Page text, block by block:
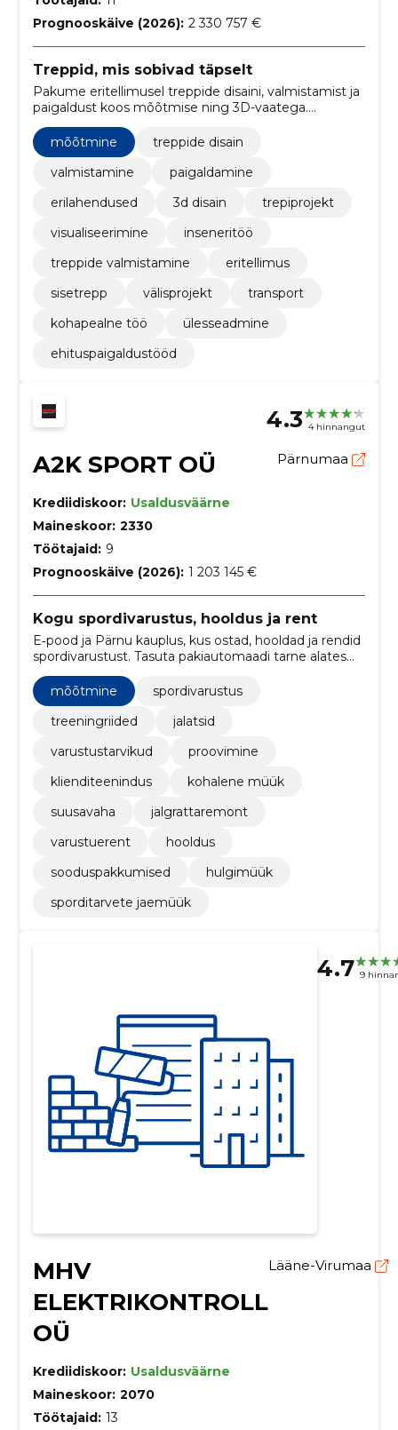
Prognooskäive (2026): 2 330 757 €
Treppid, mis sobivad täpselt
Pakume eritellimusel treppide disaini, valmistamist ja
paigaldust koos mõõtmise ning 3D-vaatega.
Lahendus valmib sinu ruumi järgi ja lihtsustab kogu
protsessi.
mõõtmine
treppide disain
valmistamine
paigaldamine
erilahendused
3d disain
trepiprojekt
visualiseerimine
inseneritöö
treppide valmistamine
eritellimus
sisetrepp
välisprojekt
transport
kohapealne töö
ülesseadmine
ehituspaigaldustööd
4.3 4 hinnangut
A2K SPORT OÜ Pärnumaa
Krediidiskoor: Usaldusväärne
Maineskoor: 2330
Töötajaid: 9
Prognooskäive (2026): 1 203 145 €
Kogu spordivarustus, hooldus ja rent
E‑pood ja Pärnu kauplus, kus ostad, hooldad ja rendid
spordivarustust. Tasuta pakiautomaadi tarne alates
€40; kontoomanikele -10%.
mõõtmine
spordivarustus
treeningriided
jalatsid
varustustarvikud
proovimine
klienditeenindus
kohalene müük
suusavaha
jalgrattaremont
varustuerent
hooldus
sooduspakkumised
hulgimüük
sporditarvete jaemüük
4.7 9
MHV
ELEKTRIKONTROLL
OÜ
Lääne-Virumaa
Krediidiskoor: Usaldusväärne
Maineskoor: 2070
Töötajaid: 13